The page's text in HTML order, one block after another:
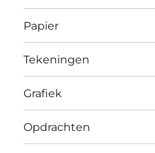
Papier
Tekeningen
Grafiek
Opdrachten